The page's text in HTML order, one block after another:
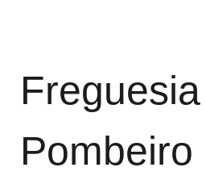
Pombeiro